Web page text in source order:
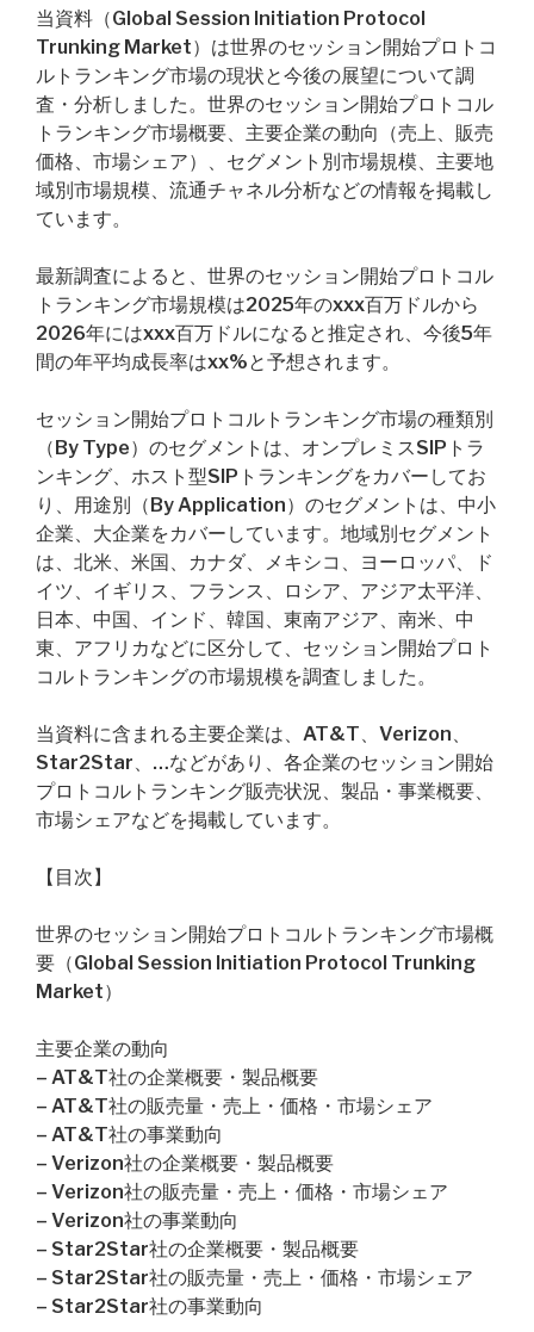
当資料（Global Session Initiation Protocol
Trunking Market）は世界のセッション開始プロトコ
ルトランキング市場の現状と今後の展望について調
査・分析しました。世界のセッション開始プロトコル
トランキング市場概要、主要企業の動向（売上、販売
価格、市場シェア）、セグメント別市場規模、主要地
域別市場規模、流通チャネル分析などの情報を掲載し
ています。
最新調査によると、世界のセッション開始プロトコル
トランキング市場規模は2025年のxxx百万ドルから
2026年にはxxx百万ドルになると推定され、今後5年
間の年平均成長率はxx%と予想されます。
セッション開始プロトコルトランキング市場の種類別
（By Type）のセグメントは、オンプレミスSIPトラ
ンキング、ホスト型SIPトランキングをカバーしてお
り、用途別（By Application）のセグメントは、中小
企業、大企業をカバーしています。地域別セグメント
は、北米、米国、カナダ、メキシコ、ヨーロッパ、ド
イツ、イギリス、フランス、ロシア、アジア太平洋、
日本、中国、インド、韓国、東南アジア、南米、中
東、アフリカなどに区分して、セッション開始プロト
コルトランキングの市場規模を調査しました。
当資料に含まれる主要企業は、AT&T、Verizon、
Star2Star、…などがあり、各企業のセッション開始
プロトコルトランキング販売状況、製品・事業概要、
市場シェアなどを掲載しています。
【目次】
世界のセッション開始プロトコルトランキング市場概
要（Global Session Initiation Protocol Trunking
Market）
主要企業の動向
– AT&T社の企業概要・製品概要
– AT&T社の販売量・売上・価格・市場シェア
– AT&T社の事業動向
– Verizon社の企業概要・製品概要
– Verizon社の販売量・売上・価格・市場シェア
– Verizon社の事業動向
– Star2Star社の企業概要・製品概要
– Star2Star社の販売量・売上・価格・市場シェア
– Star2Star社の事業動向